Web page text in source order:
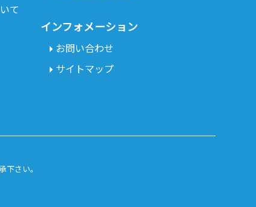
て
インフォメーション
お問い合わせ
サイトマップ
さい。